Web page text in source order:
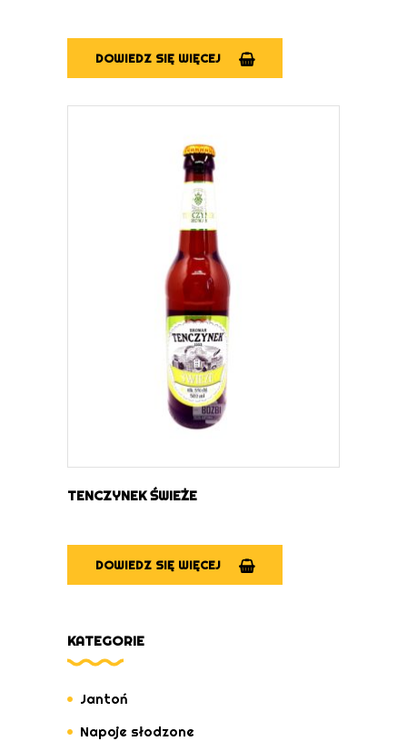
DOWIEDZ SIĘ WIĘCEJ
DOWIEDZ SIĘ WIĘCEJ
TENCZYNEK ŚWIEŻE
DOWIEDZ SIĘ WIĘCEJ
KATEGORIE
Jantoń
Napoje słodzone